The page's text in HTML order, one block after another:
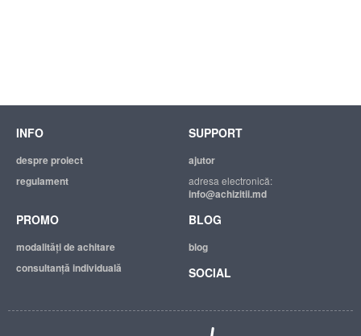
INFO
despre proiect
regulament
SUPPORT
ajutor
adresa electronică:
info@achizitii.md
PROMO
modalităţi de achitare
consultanță individuală
BLOG
blog
SOCIAL